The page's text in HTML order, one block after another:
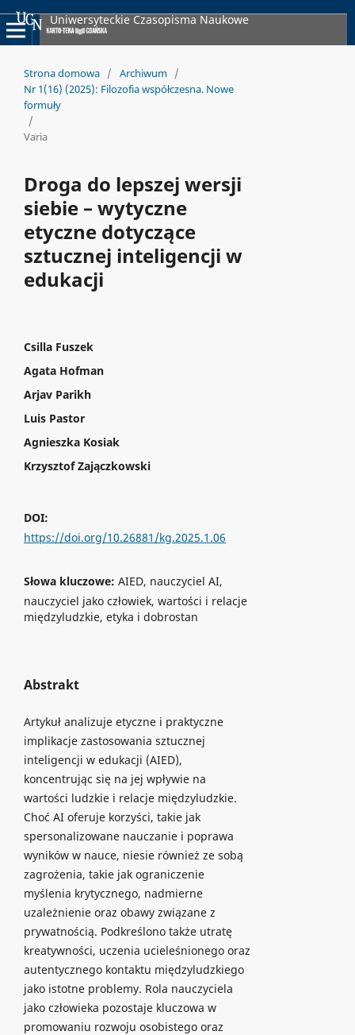
Uniwersyteckie Czasopisma Naukowe
Strona domowa / Archiwum /
Nr 1(16) (2025): Filozofia współczesna. Nowe
formuły
/
Varia
Droga do lepszej wersji
siebie – wytyczne
etyczne dotyczące
sztucznej inteligencji w
edukacji
Csilla Fuszek
Agata Hofman
Arjav Parikh
Luis Pastor
Agnieszka Kosiak
Krzysztof Zajączkowski
DOI:
https://doi.org/10.26881/kg.2025.1.06
Słowa kluczowe: AIED, nauczyciel AI,
nauczyciel jako człowiek, wartości i relacje
międzyludzkie, etyka i dobrostan
Abstrakt
Artykuł analizuje etyczne i praktyczne
implikacje zastosowania sztucznej
inteligencji w edukacji (AIED),
koncentrując się na jej wpływie na
wartości ludzkie i relacje międzyludzkie.
Choć AI oferuje korzyści, takie jak
spersonalizowane nauczanie i poprawa
wyników w nauce, niesie również ze sobą
zagrożenia, takie jak ograniczenie
myślenia krytycznego, nadmierne
uzależnienie oraz obawy związane z
prywatnością. Podkreślono także utratę
kreatywności, uczenia ucieleśnionego oraz
autentycznego kontaktu międzyludzkiego
jako istotne problemy. Rola nauczyciela
jako człowieka pozostaje kluczowa w
promowaniu rozwoju osobistego oraz